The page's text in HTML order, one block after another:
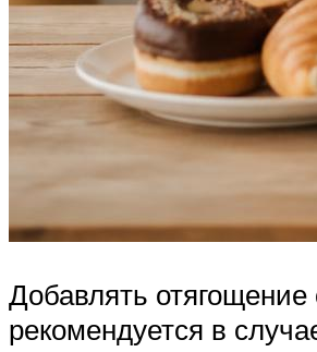
Добавлять
рекомендуется в